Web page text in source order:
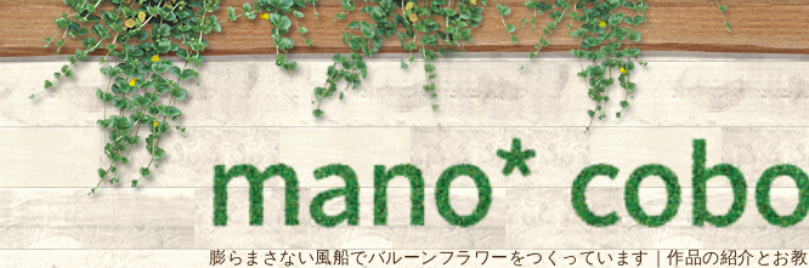
膨らまさない風船でバルーンフラワーをつくっています｜作品の紹介とお教